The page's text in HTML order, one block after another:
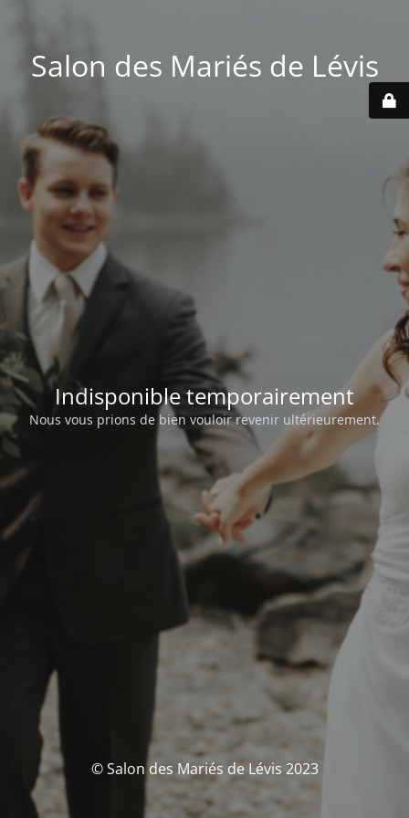
Salon des Mariés de Lévis
Indisponible temporairement
Nous vous prions de bien vouloir revenir ultérieurement.
© Salon des Mariés de Lévis 2023